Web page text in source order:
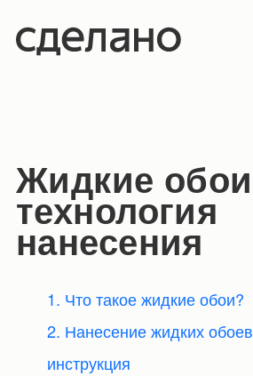
Жидкие
технология
нанесения
1. Что такое жидкие обои?
2. Нанесение жидких
инструкция